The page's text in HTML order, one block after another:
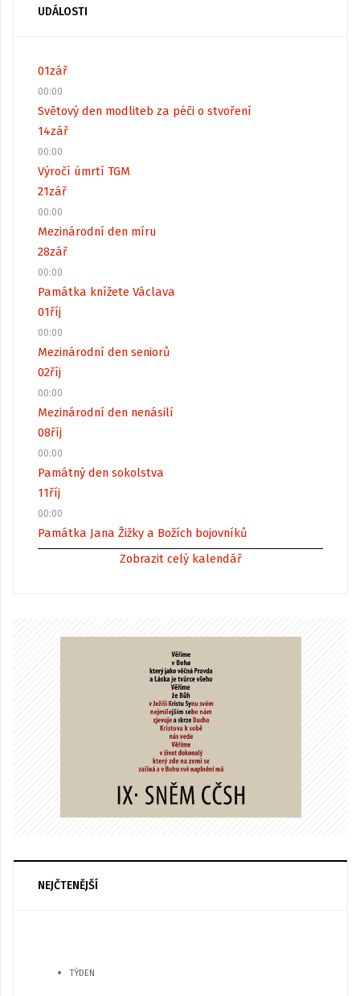
UDÁLOSTI
01zář
00:00
Světový den modliteb za péči o stvoření
14zář
00:00
Výročí úmrtí TGM
21zář
00:00
Mezinárodní den míru
28zář
00:00
Památka knížete Václava
01říj
00:00
Mezinárodní den seniorů
02říj
00:00
Mezinárodní den nenásilí
08říj
00:00
Památný den sokolstva
11říj
00:00
Památka Jana Žižky a Božích bojovníků
Zobrazit celý kalendář
NEJČTENĚJŠÍ
TÝDEN